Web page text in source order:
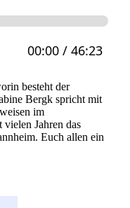
besteht der
Bergk spricht mit
im
vielen Jahren das
Euch allen ein